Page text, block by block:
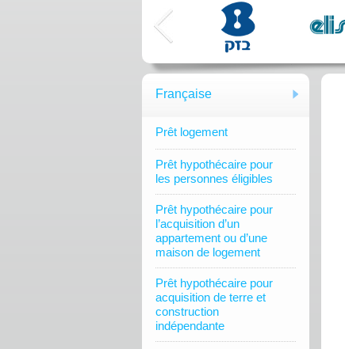
Française
Prêt logement
Prêt hypothécaire pour
les personnes éligibles
Prêt hypothécaire pour
l’acquisition d’un
appartement ou d’une
maison de logement
Prêt hypothécaire pour
acquisition de terre et
construction
indépendante